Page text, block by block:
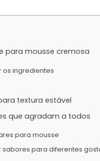
para mousse cremosa
os ingredientes
textura estável
que agradam a todos
para mousse
para diferentes